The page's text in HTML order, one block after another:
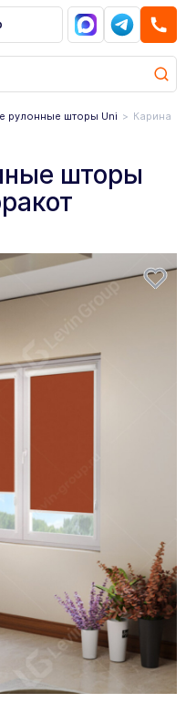
рулонные шторы Uni
Карина
шторы